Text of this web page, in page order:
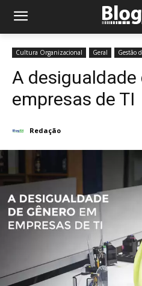
Cultura Organizacional Geral Gestão
A desigualdade
empresas de TI
Redação